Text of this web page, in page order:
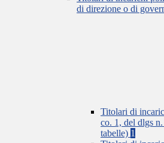
di direzione o di
Titolari di
co. 1, del dlgs
tabelle) 1